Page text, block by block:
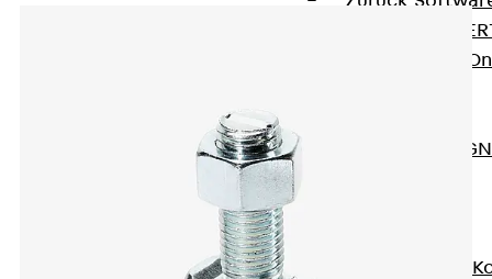
JORDAHL®
JORDAHL® JVB
FERBOX®-
Services
Beratung, Planung,